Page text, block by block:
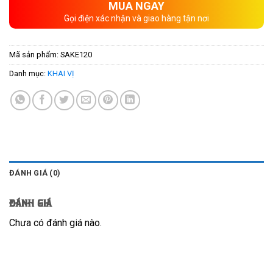
MUA NGAY
Gọi điện xác nhận và giao hàng tận nơi
Mã sản phẩm: SAKE120
Danh mục: KHAI VỊ
ĐÁNH GIÁ (0)
Đánh giá
Chưa có đánh giá nào.